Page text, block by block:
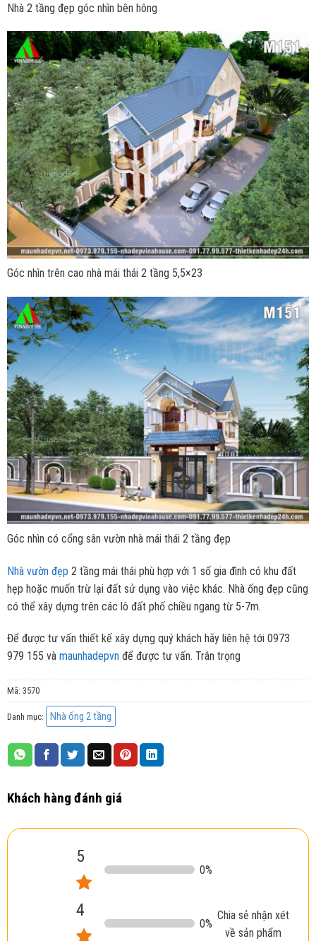
Nhà 2 tầng đẹp góc nhìn bên hông
Góc nhìn trên cao nhà mái thái 2 tầng 5,5×23
Góc nhìn có cổng sân vườn nhà mái thái 2 tầng đẹp
Nhà vườn đẹp 2 tầng mái thái phù hợp với 1 số gia đình có khu đất
hẹp hoặc muốn trừ lại đất sử dụng vào việc khác. Nhà ống đẹp cũng
có thể xây dựng trên các lô đất phố chiều ngang từ 5-7m.
Để được tư vấn thiết kế xây dựng quý khách hãy liên hệ tới 0973
979 155 và maunhadepvn để được tư vấn. Trân trọng
Mã: 3570
Danh mục: Nhà ống 2 tầng
Khách hàng đánh giá
5
0%
4
0%
Chia sẻ nhận xét
về sản phẩm